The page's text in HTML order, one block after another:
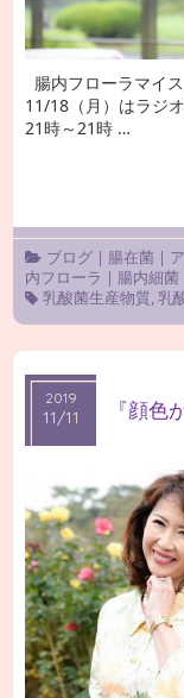
腸内フローラマイ
11/18（月）はラジ
21時～21時 …
ブログ| 腸在菌|
内フローラ | 腸内細菌
乳酸菌生産物質,乳
2019
11/11
2019
11/11 『顔色